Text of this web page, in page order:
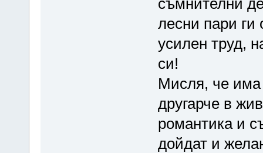
лесни пари ги
усилен труд,
си!
Мисля, че има
другарче в
романтика и
дойдат и